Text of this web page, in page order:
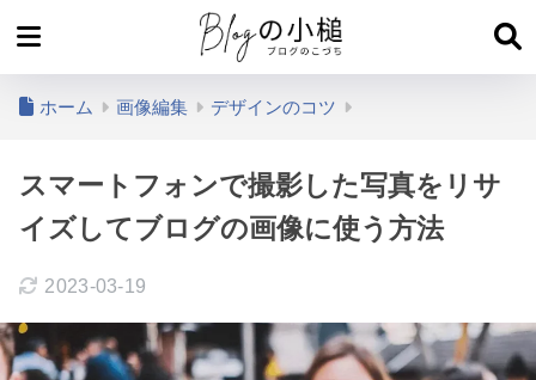
ホーム 画像編集 デザインのコツ
スマートフォンで撮影した写真をリサ
イズしてブログの画像に使う方法
2023-03-19